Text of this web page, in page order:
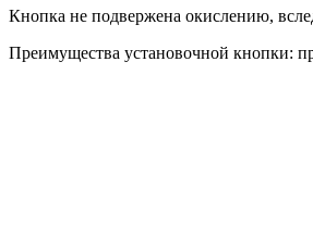
Кнопка не подвержена окислению,
Преимущества установочной кнопки: